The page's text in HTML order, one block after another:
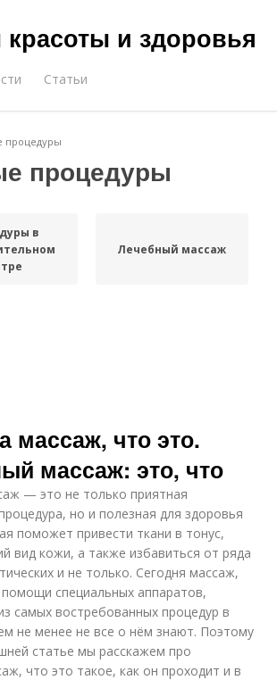
и здоровья
Статьи
процедуры
процедуры
в
Лечебный массаж
массаж, что это.
массаж: это, что
— это не только приятная
но и полезная для здоровья
поможет привести ткани в тонус,
вид кожи, а также избавиться от ряда
и не только. Сегодня массаж,
специальных аппаратов,
самых востребованных процедур в
не менее не все о нём знают. Поэтому
статье мы расскажем про
что это такое, как он проходит и в